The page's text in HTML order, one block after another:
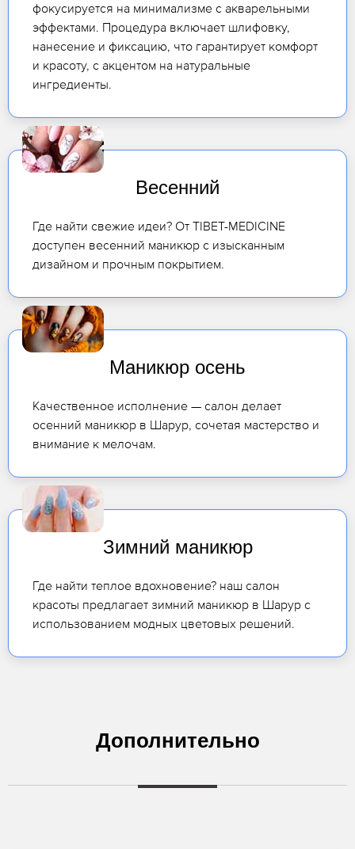
фокусируется на минимализме с акварельными
эффектами. Процедура включает шлифовку,
нанесение и фиксацию, что гарантирует комфорт
и красоту, с акцентом на натуральные
ингредиенты.
Весенний
Где найти свежие идеи? От TIBET-MEDICINE
доступен весенний маникюр с изысканным
дизайном и прочным покрытием.
Маникюр осень
Качественное исполнение — салон делает
осенний маникюр в Шарур, сочетая мастерство и
внимание к мелочам.
Зимний маникюр
Где найти теплое вдохновение? наш салон
красоты предлагает зимний маникюр в Шарур с
использованием модных цветовых решений.
Дополнительно